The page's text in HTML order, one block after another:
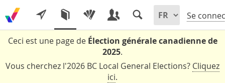
Se
Ceci est une page de Élection générale canadienne de
2025.
Vous cherchez l'2026 BC Local General Elections? Cliquez
ici.